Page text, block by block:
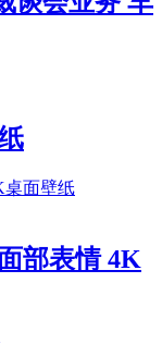
部表情 4K